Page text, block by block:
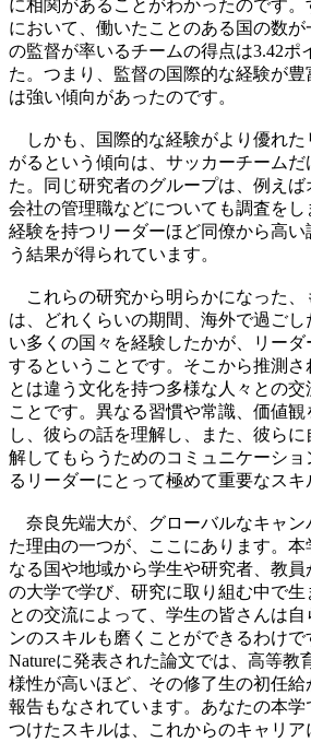
に相関があることがわかったのです
において、働いたことのある国の数
の監督が率いるチームの得点は3.42ポ
た。つまり、監督の国際的な経験が
は強い傾向があったのです。
しかも、国際的な経験がより優れた
がるという傾向は、サッカーチーム
た。同じ研究者のグループは、例え
会社の管理職などについても調査を
経験を持つリーダーほど同僚から高
う結果が得られています。
これらの研究から明らかになった、
は、どれくらいの期間、海外で過ご
い多くの国々を経験したかが、リー
するということです。そこから推測
とは違う文化を持つ多様な人々との交
ことです。異なる習慣や常識、価値
し、彼らの話を理解し、また、彼ら
解してもらうためのコミュニケーシ
るリーダーにとって極めて重要なスキ
奈良先端大が、グローバルなキャン
た理由の一つが、ここにあります。
なる国や地域から学生や研究者、教員
の大学で学び、研究に取り組む中で
との交流によって、学生の皆さんは
ンのスキルも磨くことができるわけ
Natureに発表された論文では、高等教
様性が高いほど、その修了生の初任
報告もなされています。あなたの本
つけたスキルは、これからのキャリア